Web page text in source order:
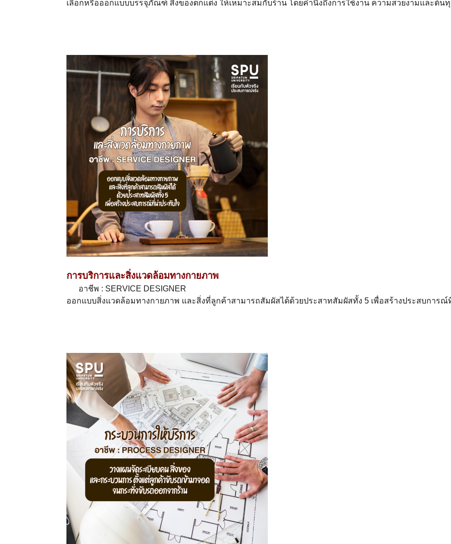
เลือกหรือออกแบบบรรจุภัณฑ์ สิ่งของตกแต่ง ให้เหมาะสมกับร้าน โดยคำนึงถึงการใช้งาน ความสวยงามและต้น
การบริการและสิ่งแวดล้อมทางกายภาพ
อาชีพ : SERVICE DESIGNER
ออกแบบสิ่งแวดล้อมทางกายภาพ และสิ่งที่ลูกค้าสามารถสัมผัสได้ด้วยประสาทสัมผัสทั้ง 5 เพื่อสร้างประสบการณ์